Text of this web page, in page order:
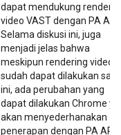
dapat mendukung
video VAST dengan PA API.
Selama diskusi ini, juga
menjadi jelas bahwa
meskipun rendering video
sudah dapat dilakukan saat
ini, ada perubahan yang
dapat dilakukan Chrome
akan menyederhanakan
penerapan dengan PA API.